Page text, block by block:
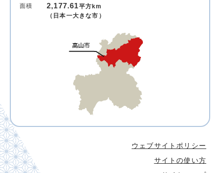
面積
2,177.61平方km
（日本一大きな市）
ウェブサイトポリシー
サイトの使い方